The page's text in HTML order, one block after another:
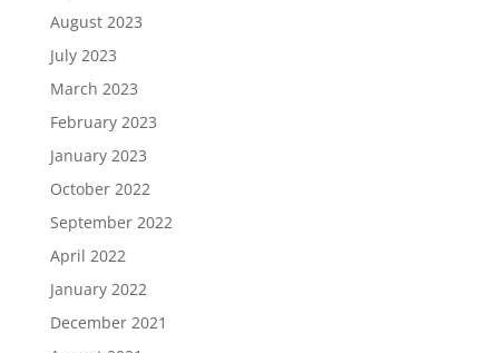
August 2023
July 2023
March 2023
February 2023
January 2023
October 2022
September 2022
April 2022
January 2022
December 2021